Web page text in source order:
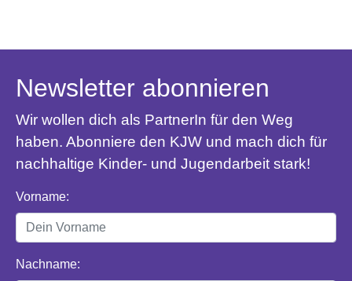
Newsletter abonnieren
Wir wollen dich als PartnerIn für den Weg
haben. Abonniere den KJW und mach dich für
nachhaltige Kinder- und Jugendarbeit stark!
Vorname:
Nachname: